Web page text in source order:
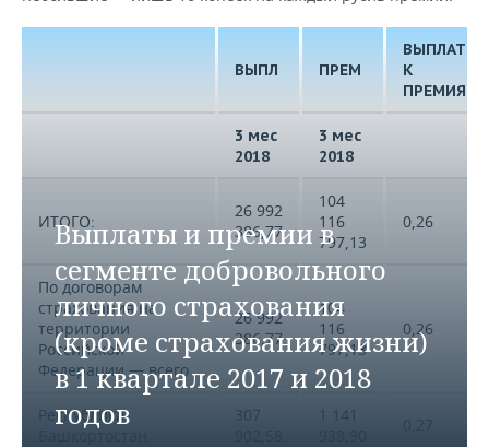
Выплаты и премии в
сегменте добровольного
личного страхования
(кроме страхования жизни)
в 1 квартале 2017 и 2018
годов
ВЫПЛ ПРЕМ
ВЫПЛАТЫ
К
ПРЕМИЯМ
3 мес
2018
3 мес
2018
ИТОГО:
26 992
386,77
104
116
797,13
0,26
По договорам
страхования на
территории
Российской
Федерации — всего
26 992
386,77
104
116
797,13
0,26
Республика
Башкортостан
307
1 141
0,27